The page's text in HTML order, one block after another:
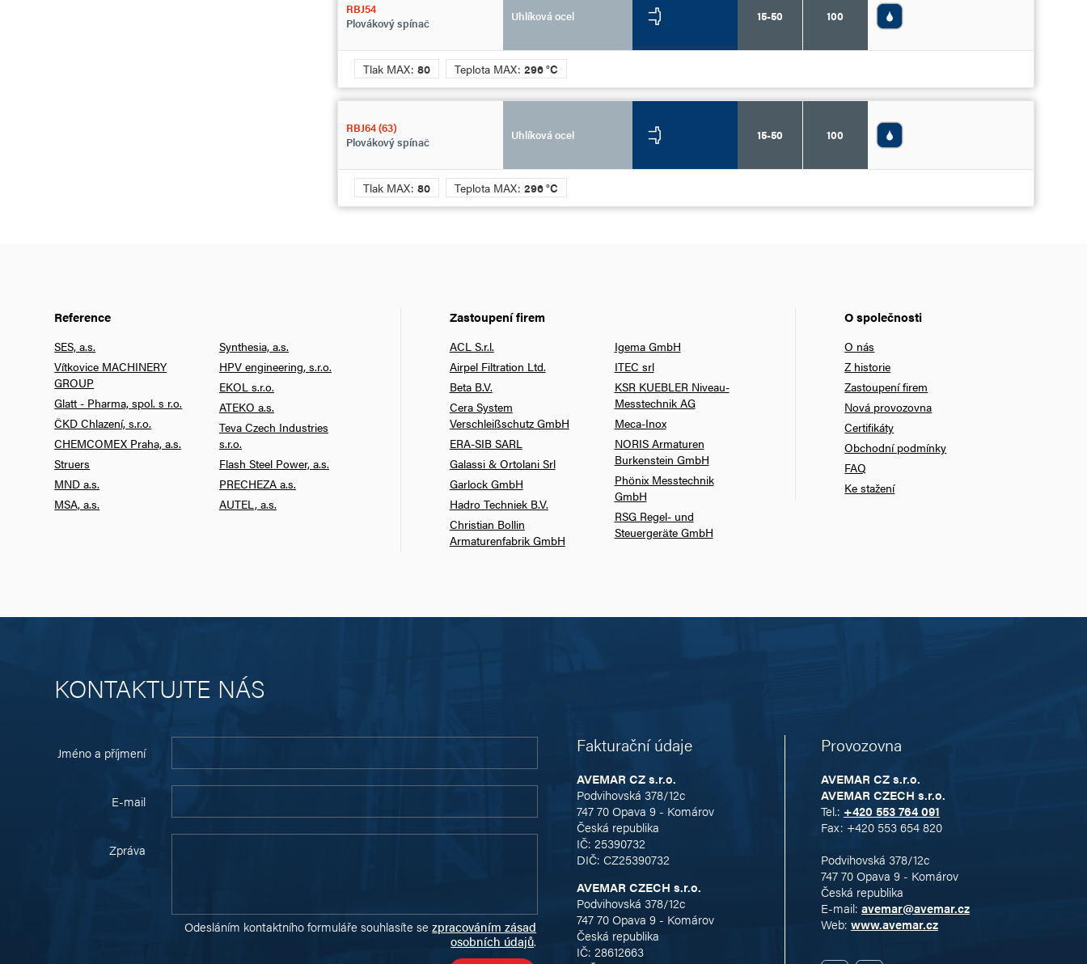
RBJ54
Plovákový spínač
Uhlíková ocel 15-50 100
Tlak MAX:80 Teplota MAX:296 °C
RBJ64 (63)
Plovákový spínač
Uhlíková ocel 15-50 100
Tlak MAX:80 Teplota MAX:296 °C
Reference
SES, a.s.
Vítkovice MACHINERY
GROUP
Glatt - Pharma, spol. s r.o.
ČKD Chlazení, s.r.o.
CHEMCOMEX Praha, a.s.
Struers
MND a.s.
MSA, a.s.
Synthesia, a.s.
HPV engineering, s.r.o.
EKOL s.r.o.
ATEKO a.s.
Teva Czech Industries
s.r.o.
Flash Steel Power, a.s.
PRECHEZA a.s.
AUTEL, a.s.
Zastoupení firem
ACL S.r.l.
Airpel Filtration Ltd.
Beta B.V.
Cera System
Verschleißschutz GmbH
ERA-SIB SARL
Galassi & Ortolani Srl
Garlock GmbH
Hadro Techniek B.V.
Christian Bollin
Armaturenfabrik GmbH
Igema GmbH
ITEC srl
KSR KUEBLER Niveau-
Messtechnik AG
Meca-Inox
NORIS Armaturen
Burkenstein GmbH
Phönix Messtechnik
GmbH
RSG Regel- und
Steuergeräte GmbH
O společnosti
O nás
Z historie
Zastoupení firem
Nová provozovna
Certifikáty
Obchodní podmínky
FAQ
Ke stažení
KONTAKTUJTE NÁS
Jméno a příjmení
E-mail
Zpráva
Odesláním kontaktního formuláře souhlasíte sezpracováním zásad
osobních údajů.
Fakturační údaje
AVEMAR CZ s.r.o.
Podvihovská 378/12c
747 70 Opava 9 - Komárov
Česká republika
IČ: 25390732
DIČ: CZ25390732
AVEMAR CZECH s.r.o.
Podvihovská 378/12c
747 70 Opava 9 - Komárov
Česká republika
IČ: 28612663
Provozovna
AVEMAR CZ s.r.o.
AVEMAR CZECH s.r.o.
Tel.: +420 553 764 091
Fax: +420 553 654 820
Podvihovská 378/12c
747 70 Opava 9 - Komárov
Česká republika
E-mail: avemar@avemar.cz
Web: www.avemar.cz